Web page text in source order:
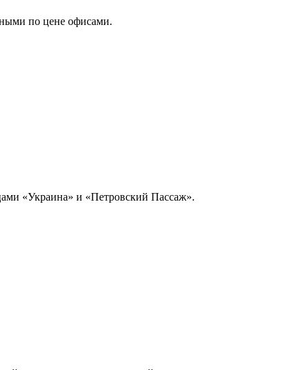
по цене офисами.
«Украина» и «Петровский Пассаж».